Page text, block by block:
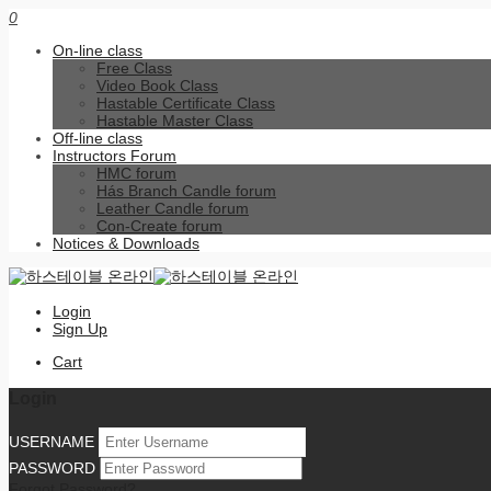
0
On-line class
Free Class
Video Book Class
Hastable Certificate Class
Hastable Master Class
Off-line class
Instructors Forum
HMC forum
Hás Branch Candle forum
Leather Candle forum
Con-Create forum
Notices & Downloads
Login
Sign Up
Cart
USERNAME
PASSWORD